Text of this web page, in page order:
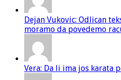
Dejan Vukovic: Odlican
moramo da povedemo
Vera: Da li ima jos karata